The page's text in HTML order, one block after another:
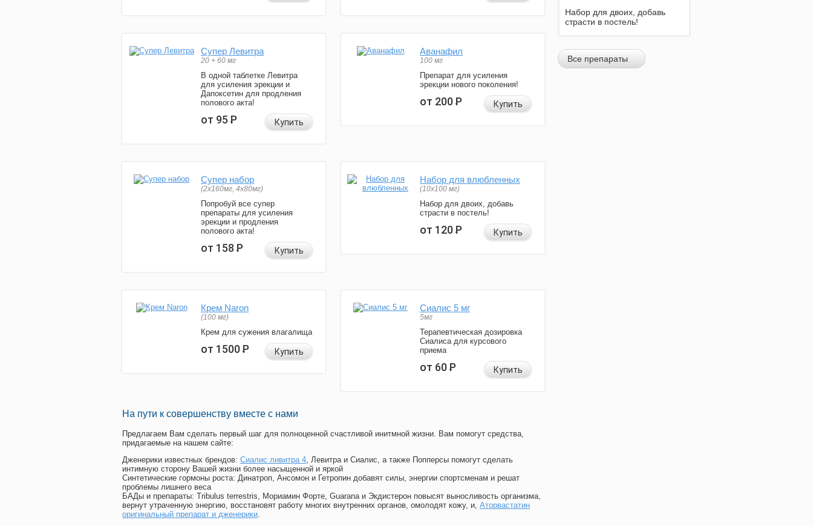
Супер Левитра
20 + 60 мг
В одной таблетке Левитра
для усиления эрекции и
Дапоксетин для продления
полового акта!
от 95Р Купить
Аванафил
100 мг
Препарат для усиления
эрекции нового поколения!
от 200Р Купить
Супер набор
(2х160мг, 4х80мг)
Попробуй все супер
препараты для усиления
эрекции и продления
полового акта!
от 158Р Купить
Набор для влюбленных
(10х100 мг)
Набор для двоих, добавь
страсти в постель!
от 120Р Купить
Крем Naron
(100 мг)
Крем для сужения влагалища
от 1500Р Купить
Сиалис 5 мг
5мг
Терапевтическая дозировка
Сиалиса для курсового
приема
от 60Р Купить
На пути к совершенству вместе с нами
Предлагаем Вам сделать первый шаг для полноценной счастливой инитмной жизни. Вам помогут средства,
придагаемые на нашем сайте:
Дженерики известных брендов: Сиалис ливитра 4, Левитра и Сиалис, а также Попперсы помогут сделать
интимную сторону Вашей жизни более насыщенной и яркой
Синтетические гормоны роста: Динатроп, Ансомон и Гетропин добавят силы, энергии спортсменам и решат
проблемы лишнего веса
БАДы и препараты: Tribulus terrestris, Мориамин Форте, Guarana и Экдистерон повысят выносливость организма,
вернут утраченную энергию, восстановят работу многих внутренних органов, омолодят кожу, и, Аторвастатин
оригинальный препарат и дженерики.
Набор для двоих, добавь
страсти в постель!
Все препараты